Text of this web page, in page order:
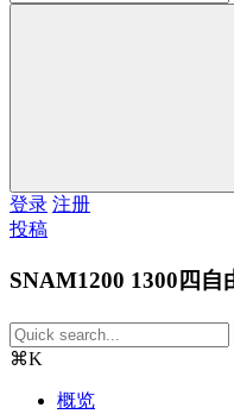
登录 注册
投稿
SNAM1200 1300四
⌘K
概览